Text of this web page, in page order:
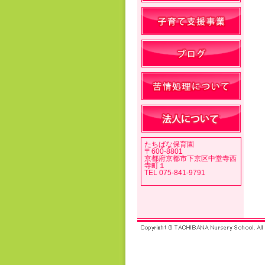
たちばな保育園
〒600-8801
京都府京都市下京区中堂寺西
寺町１
TEL 075-841-9791